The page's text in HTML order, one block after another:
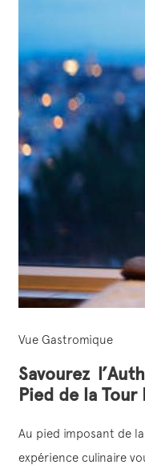
Vue Gastromique
Savourez
Pied de la Tour
Au pied imposant de
expérience culinaire